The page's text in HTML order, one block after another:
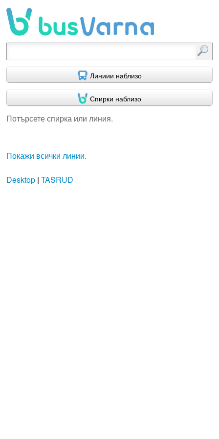
Линиии наблизо
Спирки наблизо
Потърсете спирка или линия.
Покажи всички линии.
Desktop| TASRUD